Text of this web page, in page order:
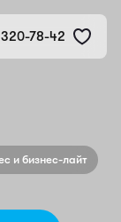
78-42
и бизнес-лайт